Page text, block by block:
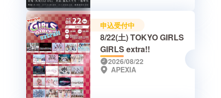
申込受付中
8/22(土) TOKYO GIRLS
GIRLS extra!!
2026/08/22
APEXIA